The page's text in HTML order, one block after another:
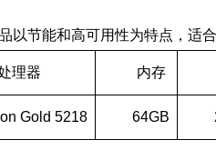
节能和高可用性为特点，适
理器 内存
Gold 5218 64GB